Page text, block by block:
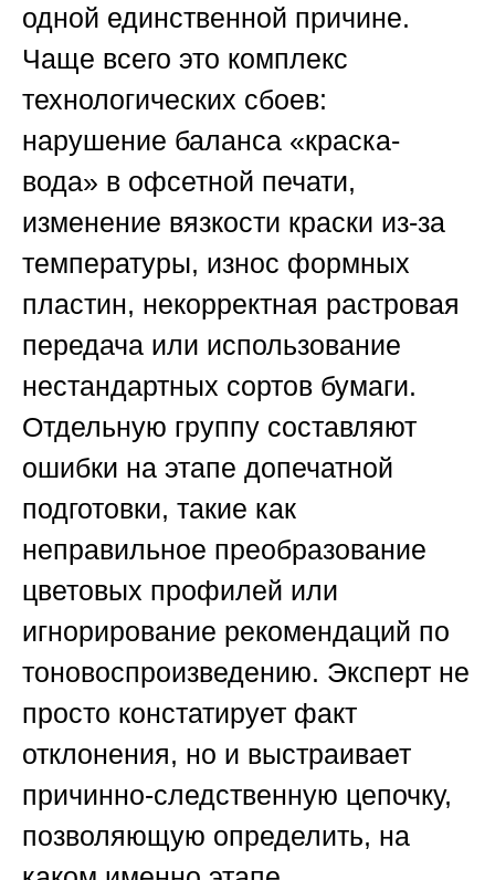
одной единственной причине.
Чаще всего это комплекс
технологических сбоев:
нарушение баланса «краска-
вода» в офсетной печати,
изменение вязкости краски из-за
температуры, износ формных
пластин, некорректная растровая
передача или использование
нестандартных сортов бумаги.
Отдельную группу составляют
ошибки на этапе допечатной
подготовки, такие как
неправильное преобразование
цветовых профилей или
игнорирование рекомендаций по
тоновоспроизведению. Эксперт не
просто констатирует факт
отклонения, но и выстраивает
причинно-следственную цепочку,
позволяющую определить, на